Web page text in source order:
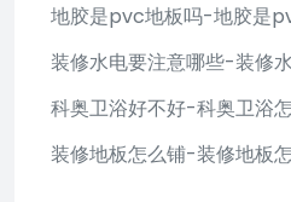
地胶是pvc地板吗-地胶是
装修水电要注意哪些-装修
科奥卫浴好不好-科奥卫浴
装修地板怎么铺-装修地板